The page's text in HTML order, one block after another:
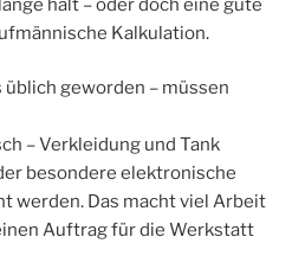
hält – oder doch eine gute
Kalkulation.
üblich geworden – müssen
– Verkleidung und Tank
besondere elektronische
werden. Das macht viel Arbeit
Auftrag für die Werkstatt